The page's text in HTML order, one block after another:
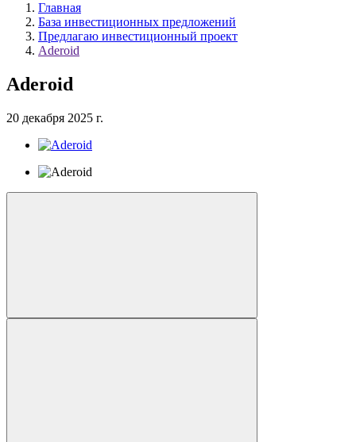
Главная
База инвестиционных предложений
Предлагаю инвестиционный проект
Aderoid
Aderoid
20 декабря 2025 г.